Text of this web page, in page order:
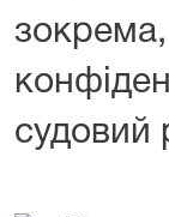
судовий